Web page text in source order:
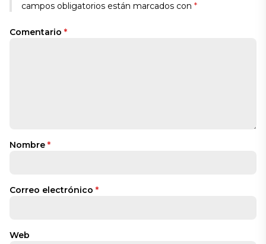
campos obligatorios están marcados con *
Comentario *
Nombre *
Correo electrónico *
Web